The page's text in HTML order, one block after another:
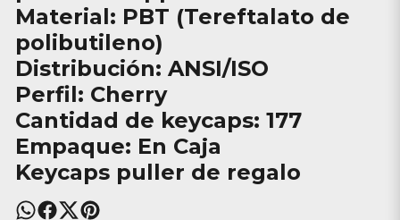
Material: PBT (Tereftalato de
polibutileno)
Distribución: ANSI/ISO
Perfil: Cherry
Cantidad de keycaps: 177
Empaque: En Caja
Keycaps puller de regalo